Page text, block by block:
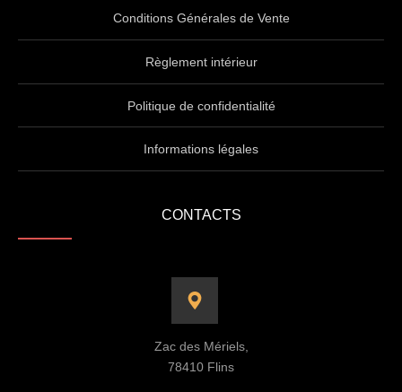
Conditions Générales de Vente
Règlement intérieur
Politique de confidentialité
Informations légales
CONTACTS
Zac des Mériels,
78410 Flins